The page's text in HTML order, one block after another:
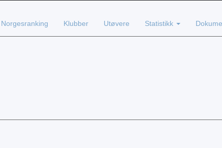
Norgesranking Klubber Utøvere Statistikk